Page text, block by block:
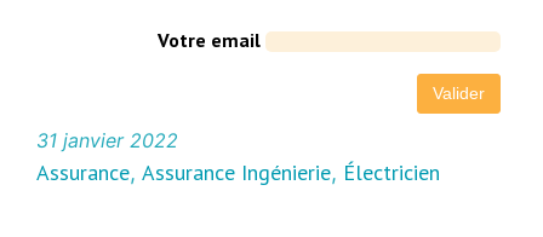
Votre email
31 janvier 2022
Assurance, Assurance Ingénierie, Électricien